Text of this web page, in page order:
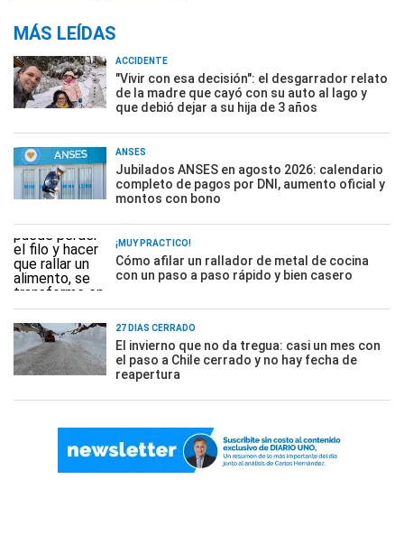
MÁS LEÍDAS
ACCIDENTE
"Vivir con esa decisión": el desgarrador relato
de la madre que cayó con su auto al lago y
que debió dejar a su hija de 3 años
ANSES
Jubilados ANSES en agosto 2026: calendario
completo de pagos por DNI, aumento oficial y
montos con bono
¡MUY PRÁCTICO!
Cómo afilar un rallador de metal de cocina
con un paso a paso rápido y bien casero
27 DÍAS CERRADO
El invierno que no da tregua: casi un mes con
el paso a Chile cerrado y no hay fecha de
reapertura